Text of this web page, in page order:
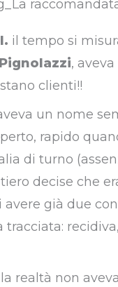
il tempo si
,
clienti!!
un nome
rapido
di turno
decise che
avere già due
realtà non